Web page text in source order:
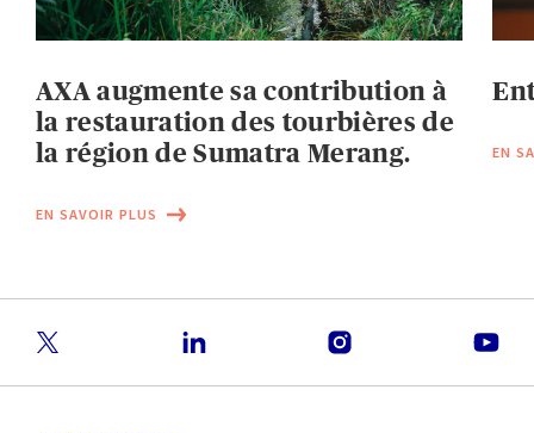
AXA augmente sa contribution à
la restauration des tourbières de
la région de Sumatra Merang.
EN SAVOIR PLUS
EN